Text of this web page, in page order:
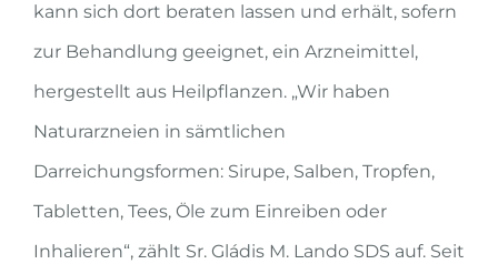
kann sich dort beraten lassen und erhält, sofern
zur Behandlung geeignet, ein Arzneimittel,
hergestellt aus Heilpflanzen. „Wir haben
Naturarzneien in sämtlichen
Darreichungsformen: Sirupe, Salben, Tropfen,
Tabletten, Tees, Öle zum Einreiben oder
Inhalieren“, zählt Sr. Gládis M. Lando SDS auf. Seit